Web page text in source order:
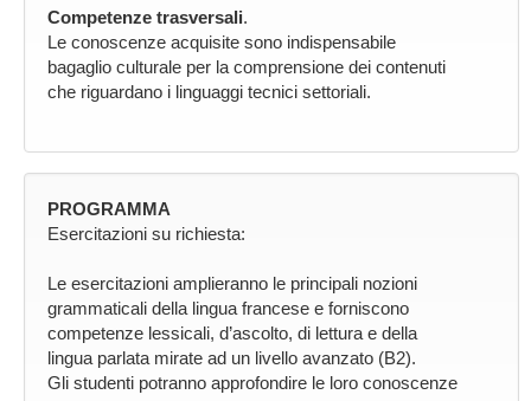
Competenze trasversali.
Le conoscenze acquisite sono indispensabile
bagaglio culturale per la comprensione dei contenuti
che riguardano i linguaggi tecnici settoriali.
PROGRAMMA
Esercitazioni su richiesta:
Le esercitazioni amplieranno le principali nozioni
grammaticali della lingua francese e forniscono
competenze lessicali, d’ascolto, di lettura e della
lingua parlata mirate ad un livello avanzato (B2).
Gli studenti potranno approfondire le loro conoscenze